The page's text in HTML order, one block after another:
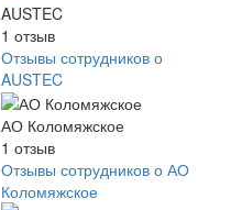
AUSTEC
1 отзыв
Отзывы сотрудников о
AUSTEC
АО Коломяжское
1 отзыв
Отзывы сотрудников о АО
Коломяжское